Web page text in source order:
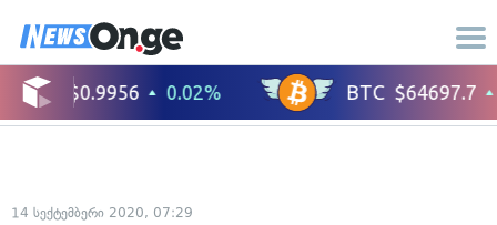
14 სექტემბერი 2020, 07:29